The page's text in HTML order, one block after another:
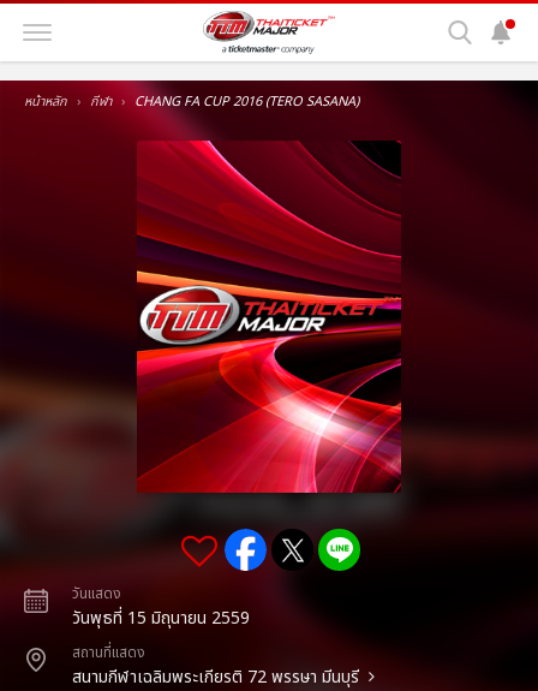
หน้าหลัก กีฬา CHANG FA CUP 2016 (TERO SASANA)
วันแสดง
วันพุธที่ 15 มิถุนายน 2559
สถานที่แสดง
สนามกีฬาเฉลิมพระเกียรติ 72 พรรษา มีนบุรี